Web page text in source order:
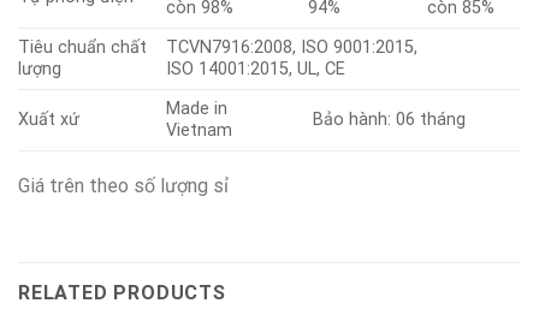
còn 98%
94%
còn 85%
Tiêu chuẩn chất
lượng
TCVN7916:2008, ISO 9001:2015,
ISO 14001:2015, UL, CE
Xuất xứ
Made in
Vietnam
Bảo hành: 06 tháng
Giá trên theo số lượng sỉ
RELATED PRODUCTS